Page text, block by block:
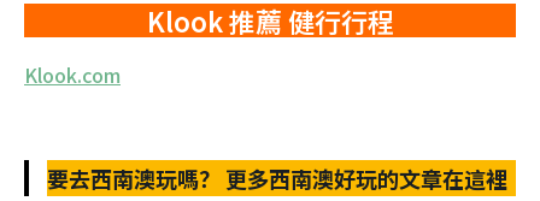
Klook 推薦 健行行程
Klook.com
要去西南澳玩嗎？ 更多西南澳好玩的文章在這裡